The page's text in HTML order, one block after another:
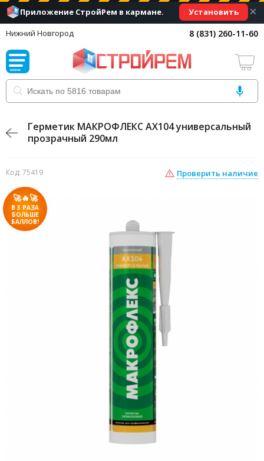
Приложение СтройРем в кармане. Установить ×
Нижний Новгород 8 (831) 260-11-60
Герметик МАКРОФЛЕКС AX104 универсальный
прозрачный 290мл
Код: 75419 Проверить наличие
🚀🔥🚀
В 3 РАЗА
БОЛЬШЕ
БАЛЛОВ!